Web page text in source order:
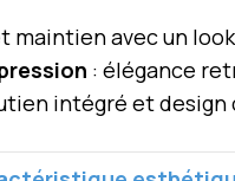
maintien avec un
: élégance
intégré et